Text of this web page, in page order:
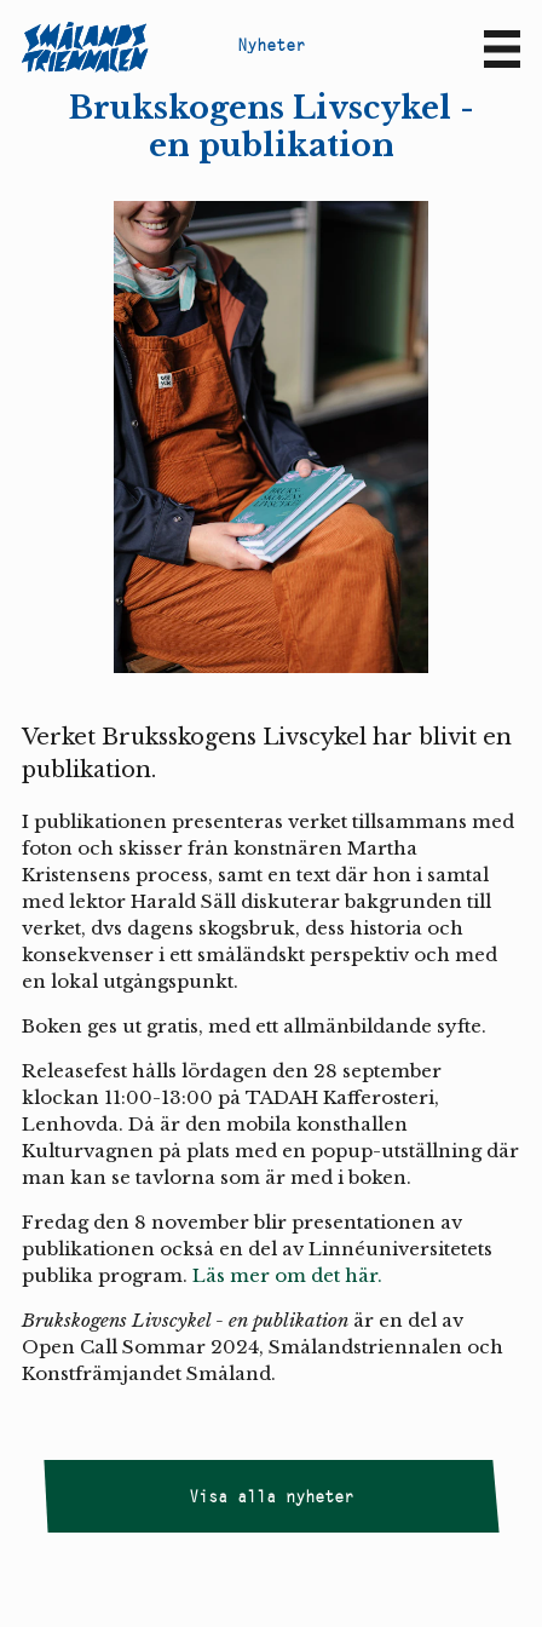
Nyheter
Brukskogens Livscykel -
en publikation
Verket Bruksskogens Livscykel har blivit en
publikation.
I publikationen presenteras verket tillsammans med
foton och skisser från konstnären Martha
Kristensens process, samt en text där hon i samtal
med lektor Harald Säll diskuterar bakgrunden till
verket, dvs dagens skogsbruk, dess historia och
konsekvenser i ett småländskt perspektiv och med
en lokal utgångspunkt.
Boken ges ut gratis, med ett allmänbildande syfte.
Releasefest hålls lördagen den 28 september
klockan 11:00-13:00 på TADAH Kafferosteri,
Lenhovda. Då är den mobila konsthallen
Kulturvagnen på plats med en popup-utställning där
man kan se tavlorna som är med i boken.
Fredag den 8 november blir presentationen av
publikationen också en del av Linnéuniversitetets
publika program. Läs mer om det här.
Brukskogens Livscykel - en publikation är en del av
Open Call Sommar 2024, Smålandstriennalen och
Konstfrämjandet Småland.
Visa alla nyheter